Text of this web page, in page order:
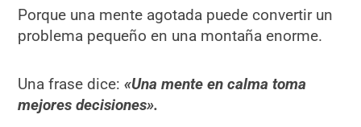
Porque una mente agotada puede convertir un
problema pequeño en una montaña enorme.
Una frase dice:«Una mente en calma toma
mejores decisiones».